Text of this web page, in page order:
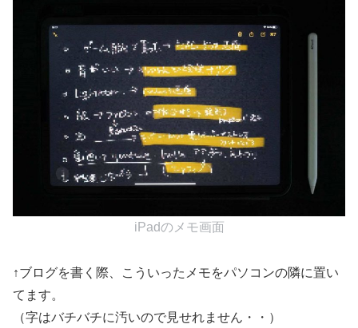
iPadのメモ画面
↑ブログを書く際、こういったメモをパソコンの隣に置い
てます。
（字はバチバチに汚いので見せれません・・）